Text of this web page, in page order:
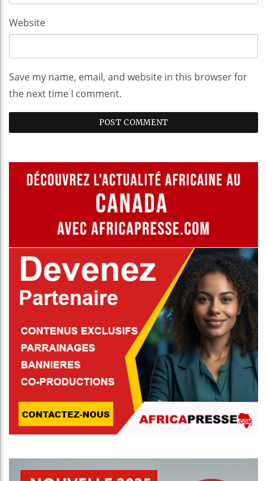
Website
Save my name, email, and website in this browser for
the next time I comment.